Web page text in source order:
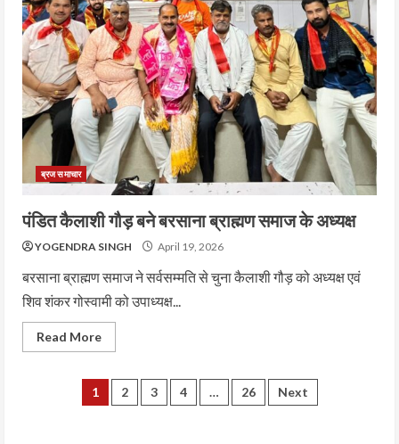
ब्रज समाचार
पंडित कैलाशी गौड़ बने बरसाना ब्राह्मण समाज के अध्यक्ष
YOGENDRA SINGH April 19, 2026
बरसाना ब्राह्मण समाज ने सर्वसम्मति से चुना कैलाशी गौड़ को अध्यक्ष एवं
शिव शंकर गोस्वामी को उपाध्यक्ष...
Read More
1 2 3 4 … 26 Next